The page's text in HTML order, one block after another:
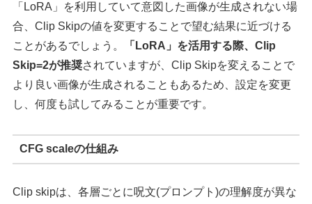
「LoRA」を利用していて意図した画像が生成されない場
合、Clip Skipの値を変更することで望む結果に近づける
ことがあるでしょう。
「LoRA」を活用する際、Clip
Skip=2が推奨されていますが、Clip Skipを変えることで
より良い画像が生成されることもあるため、設定を変更
し、何度も試してみることが重要です。
CFG scaleの仕組み
Clip skipは、各層ごとに呪文(プロンプト)の理解度が異な